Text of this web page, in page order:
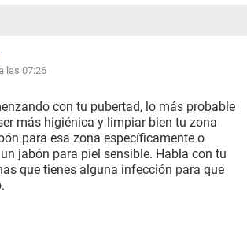
las 07:26
con tu pubertad, lo más probable
más higiénica y limpiar bien tu zona
para esa zona específicamente o
jabón para piel sensible. Habla con tu
que tienes alguna infección para que